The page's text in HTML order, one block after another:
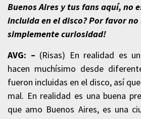
Buenos Aires y tus fans aquí, no
incluida en el disco? Por favor
simplemente curiosidad!
AVG: – (Risas) En realidad es
hacen muchísimo desde
fueron incluidas en el disco, así
mal. En realidad es una buena
que amo Buenos Aires, es una